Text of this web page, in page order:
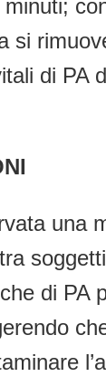
minuti;
si
di PA
una
di PA